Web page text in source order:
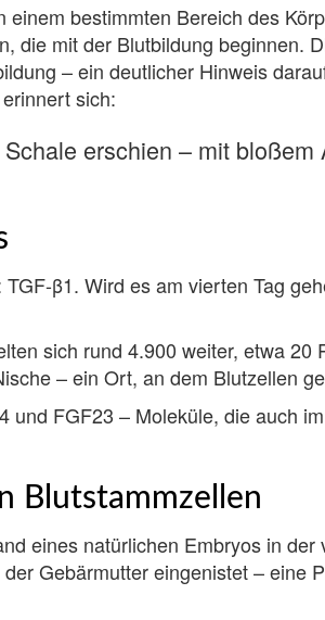
bestimmten Bereich des
die mit der Blutbildung beginnen.
– ein deutlicher Hinweis
sich:
erschien – mit bloßem
β1. Wird es am vierten Tag
sich rund 4.900 weiter, etwa
– ein Ort, an dem Blutzellen
FGF23 – Moleküle, die auch
Blutstammzellen
eines natürlichen Embryos in der
Gebärmutter eingenistet – eine